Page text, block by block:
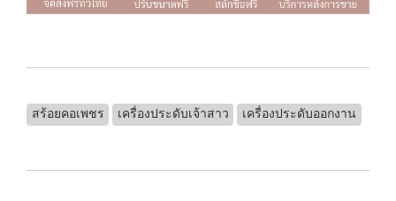
สร้อยคอเพชร เครื่องประดับเจ้าสาว เครื่องประดับออกงาน